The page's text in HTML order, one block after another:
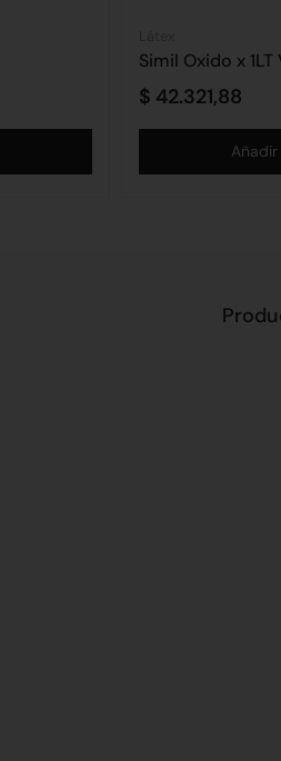
Simil Oxido x 1LT
$ 42.321,88